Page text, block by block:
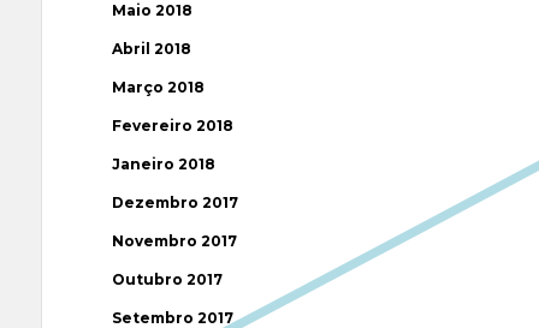
Maio 2018
Abril 2018
Março 2018
Fevereiro 2018
Janeiro 2018
Dezembro 2017
Novembro 2017
Outubro 2017
Setembro 2017